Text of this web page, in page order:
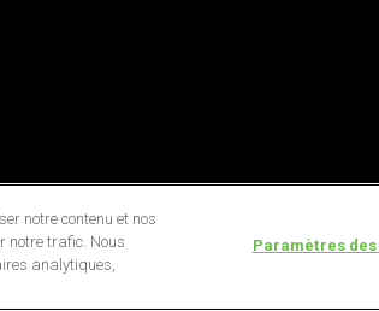
notre contenu et nos
notre trafic. Nous
analytiques,
Paramètres